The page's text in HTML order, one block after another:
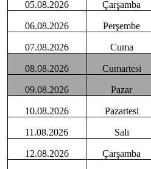
05.08.2026 Çarşamba
06.08.2026 Perşembe
07.08.2026 Cuma
08.08.2026 Cumartesi
09.08.2026 Pazar
10.08.2026 Pazartesi
11.08.2026 Salı
12.08.2026 Çarşamba